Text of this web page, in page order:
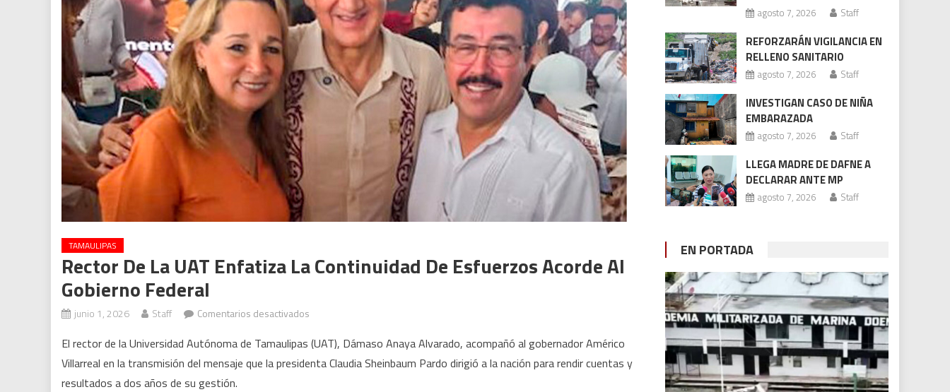
TAMAULIPAS
Rector De La UAT Enfatiza La Continuidad De Esfuerzos Acorde Al
Gobierno Federal
junio 1, 2026 Staff Comentarios desactivados
de
la
El rector de la Universidad Autónoma de Tamaulipas (UAT), Dámaso Anaya Alvarado, acompañó al gobernador Américo
Villarreal en la transmisión del mensaje que la presidenta Claudia Sheinbaum Pardo dirigió a la nación para rendir cuentas y
resultados a dos años de su gestión.
agosto 7, 2026 Staff
REFORZARÁN VIGILANCIA EN
RELLENO SANITARIO
agosto 7, 2026 Staff
INVESTIGAN CASO DE NIÑA
EMBARAZADA
agosto 7, 2026 Staff
LLEGA MADRE DE DAFNE A
DECLARAR ANTE MP
agosto 7, 2026 Staff
EN PORTADA